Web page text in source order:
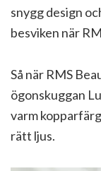
snygg design
besviken när
Så när RMS
ögonskuggan
varm
rätt ljus.